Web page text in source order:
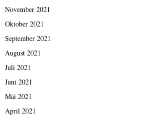
November 2021
Oktober 2021
September 2021
August 2021
Juli 2021
Juni 2021
Mai 2021
April 2021